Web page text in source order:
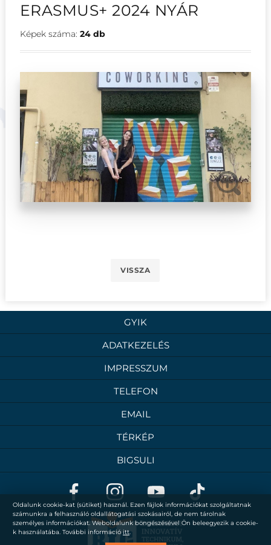
ERASMUS+ 2024 NYÁR
Képek száma: 24 db
VISSZA
Oldalunk cookie-kat (sütiket) használ. Ezen fájlok információkat szolgáltatnak
számunkra a felhasználó oldallátogatási szokásairól, de nem tárolnak
személyes információkat. Weboldalunk böngészésével Ön beleegyezik a cookie-
k használatába. További információitt.
GYIK
ADATKEZELÉS
IMPRESSZUM
TELEFON
EMAIL
TÉRKÉP
BIGSULI